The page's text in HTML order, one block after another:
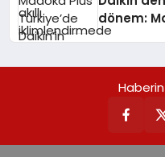
VRV
dönem:
Daikin’in
VRV
desteği